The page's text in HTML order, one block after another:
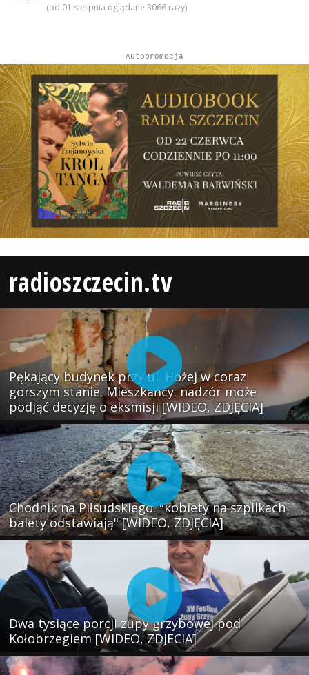
(od 01 sierpnia oglądane 3066 razy)
Autopromocja
radioszczecin.tv
Pękający budynek przy ul. Hożej w coraz
gorszym stanie. Mieszkańcy: nadzór może
podjąć decyzję o eksmisji [WIDEO, ZDJĘCIA]
Chodnik na Piłsudskiego: "kobiety na szpilkach
balety odstawiają" [WIDEO, ZDJĘCIA]
Dwa tysiące porcji zupy grzybowej pod
Kołobrzegiem [WIDEO, ZDJECIA]